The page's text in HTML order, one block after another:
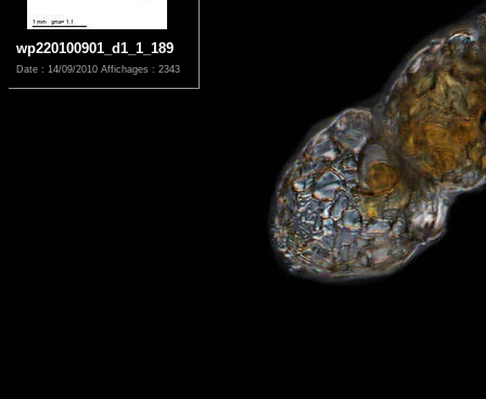
wp220100901_d1_1_189
Date : 14/09/2010 Affichages : 2343